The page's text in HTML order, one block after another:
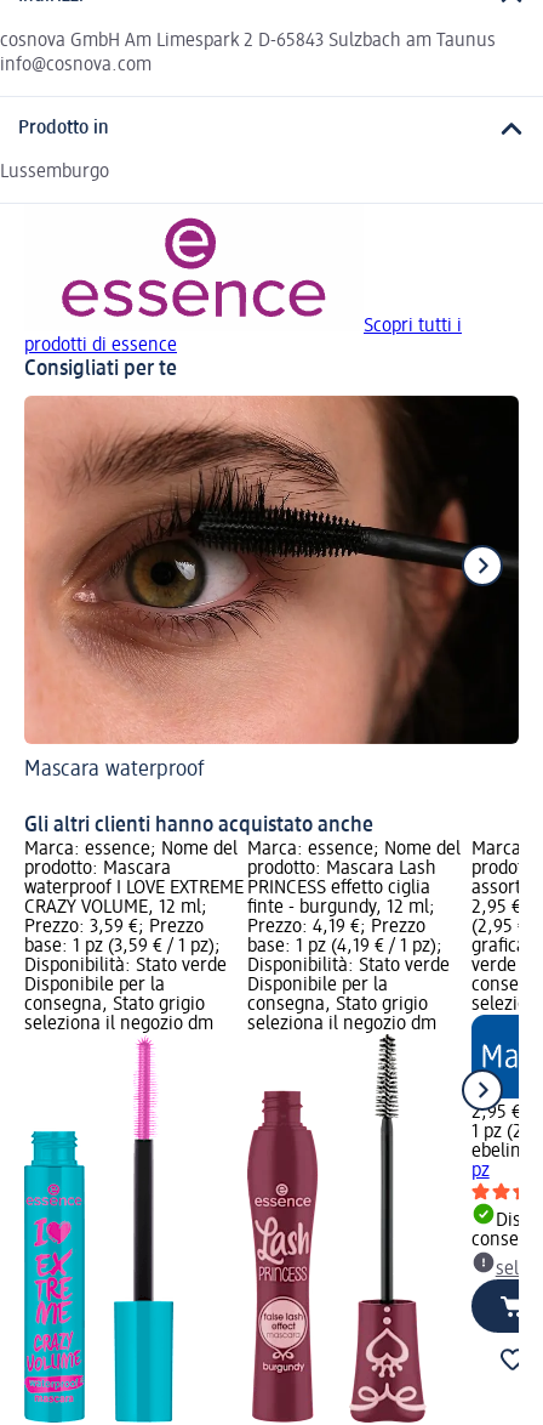
cosnova GmbH Am Limespark 2 D-65843 Sulzbach am Taunus
info@cosnova.com
Prodotto in
Lussemburgo
Scopri tutti i
prodotti di essence
Consigliati per te
Mascara waterproof
Gli altri clienti hanno acquistato anche
Marca: essence; Nome del
prodotto: Mascara
waterproof I LOVE EXTREME
CRAZY VOLUME, 12 ml;
Prezzo: 3,59 €; Prezzo
base: 1 pz (3,59 € / 1 pz);
Disponibilità: Stato verde
Disponibile per la
consegna, Stato grigio
seleziona il negozio dm
Marca: essence; Nome del
prodotto: Mascara Lash
PRINCESS effetto ciglia
finte - burgundy, 12 ml;
Prezzo: 4,19 €; Prezzo
base: 1 pz (4,19 € / 1 pz);
Disponibilità: Stato verde
Disponibile per la
consegna, Stato grigio
seleziona il negozio dm
Marca:
assort.,
2,95 €;
(2,95 € /
grafica;
verde
2,95 €
1 pz
ebelin
pz